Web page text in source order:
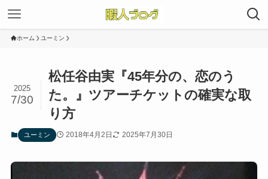
ホーム ユーミン
松任谷由実『45年分の、恋のう
た。』ツアーチケットの確実な取
り方
2025
7/30
ユーミン 2018年4月2日 2025年7月30日